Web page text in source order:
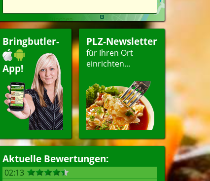
Bringbutler-
App!
PLZ-Newsletter
für Ihren Ort
einrichten...
Aktuelle Bewertungen:
02:13